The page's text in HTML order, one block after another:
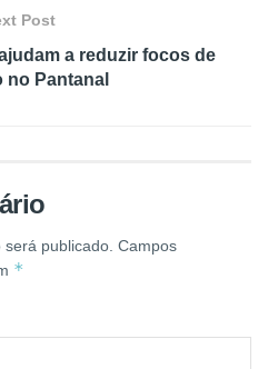
Post
a reduzir focos de
no Pantanal
publicado. Campos
*